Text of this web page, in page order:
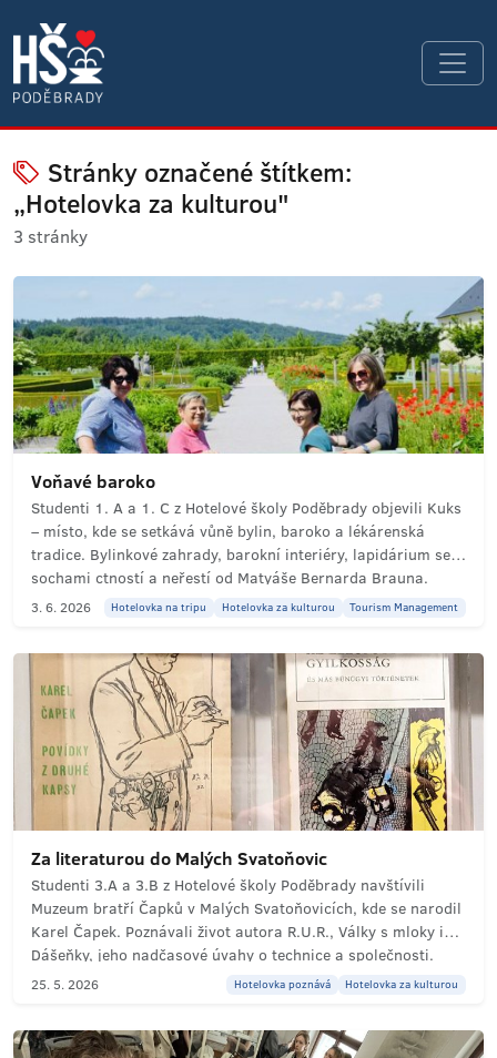
Stránky označené štítkem:
„Hotelovka za kulturou"
3 stránky
Voňavé baroko
Studenti 1. A a 1. C z Hotelové školy Poděbrady objevili Kuks
– místo, kde se setkává vůně bylin, baroko a lékárenská
tradice. Bylinkové zahrady, barokní interiéry, lapidárium se
sochami ctností a neřestí od Matyáše Bernarda Brauna.
Literární exkurze do nejstarších dochovaných lékáren Evropy.
3. 6. 2026 Hotelovka na tripu Hotelovka za kulturou Tourism Management
Za literaturou do Malých Svatoňovic
Studenti 3.A a 3.B z Hotelové školy Poděbrady navštívili
Muzeum bratří Čapků v Malých Svatoňovicích, kde se narodil
Karel Čapek. Poznávali život autora R.U.R., Války s mloky i
Dášeňky, jeho nadčasové úvahy o technice a společnosti.
Literární exkurze plná objevů v rodném domě spisovatele,
okamžiky."
25. 5. 2026 Hotelovka poznává Hotelovka za kulturou